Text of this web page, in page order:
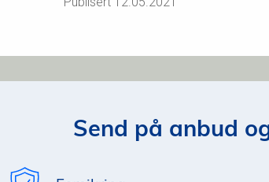
Send på anbud